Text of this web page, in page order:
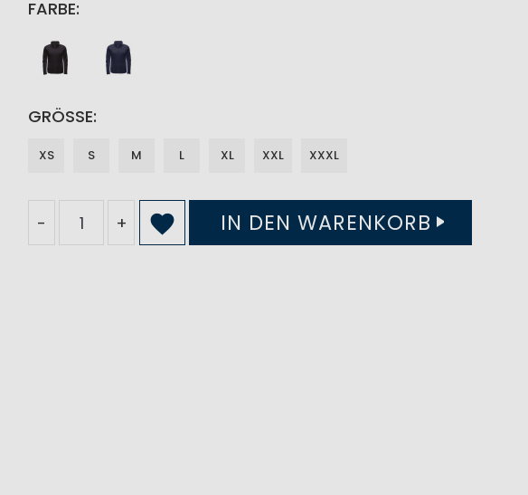
FARBE
GRÖSSE
XS S M L XL XXL XXXL
- + IN DEN WARENKORB